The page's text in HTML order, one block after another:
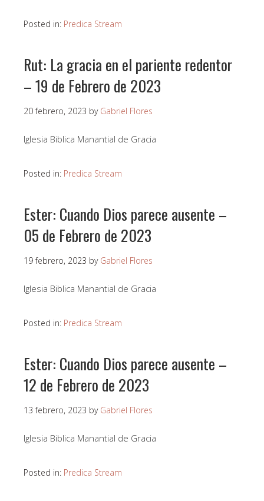
Posted in: Predica Stream
Rut: La gracia en el pariente redentor
– 19 de Febrero de 2023
20 febrero, 2023 by Gabriel Flores
Iglesia Biblica Manantial de Gracia
Posted in: Predica Stream
Ester: Cuando Dios parece ausente –
05 de Febrero de 2023
19 febrero, 2023 by Gabriel Flores
Iglesia Biblica Manantial de Gracia
Posted in: Predica Stream
Ester: Cuando Dios parece ausente –
12 de Febrero de 2023
13 febrero, 2023 by Gabriel Flores
Iglesia Biblica Manantial de Gracia
Posted in: Predica Stream